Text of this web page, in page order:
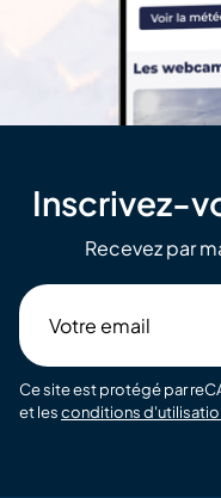
Inscrivez-
Recevez par
email
Ce site est protégé par
et lesconditions